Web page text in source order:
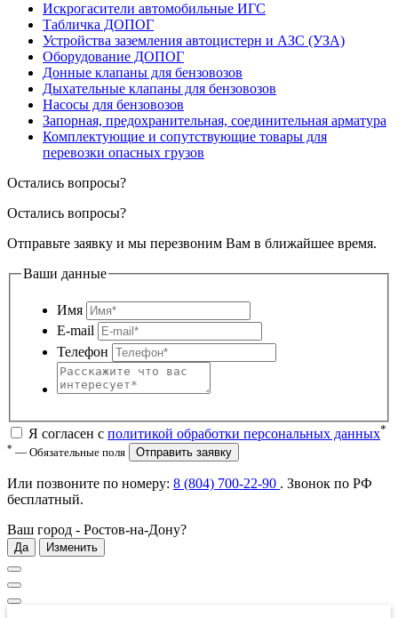
Искрогасители автомобильные ИГС
Табличка ДОПОГ
Устройства заземления автоцистерн и АЗС (УЗА)
Оборудование ДОПОГ
Донные клапаны для бензовозов
Дыхательные клапаны для бензовозов
Насосы для бензовозов
Запорная, предохранительная, соединительная арматура
Комплектующие и сопутствующие товары для
перевозки опасных грузов
Остались вопросы?
Остались вопросы?
Отправьте заявку и мы перезвоним Вам в ближайшее время.
Ваши данные
Имя
E-mail
Телефон
Я согласен с политикой обработки персональных данных*
* — Обязательные поля Отправить заявку
Или позвоните по номеру: 8 (804) 700-22-90 . Звонок по РФ
бесплатный.
Ваш город - Ростов-на-Дону?
Да Изменить